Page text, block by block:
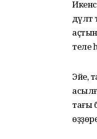
теле
Эйе,
тағы